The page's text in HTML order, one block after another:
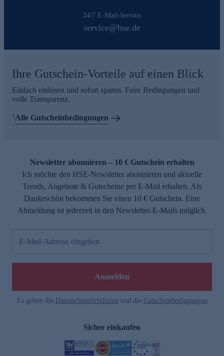
24/7 E-Mail-Service
service@hse.de
Ihre Gutschein-Vorteile auf einen Blick
Einfach einlösen und sofort sparen. Faire Bedingungen und
volle Transparenz.
1 Alle Gutscheinbedingungen
Newsletter abonnieren – 10 € Gutschein erhalten
Ich möchte den HSE-Newsletter abonnieren und aktuelle
Trends, Angebote & Gutscheine per E-Mail erhalten. Als
Dankeschön bekommen Sie einen 10 € Gutschein. Eine
Abmeldung ist jederzeit in den Newsletter-E-Mails möglich.
E-Mail-Adresse eingeben
Anmelden
Es gelten die Datenschutzrichtlinien und die Gutscheinbedingungen
Sicher einkaufen